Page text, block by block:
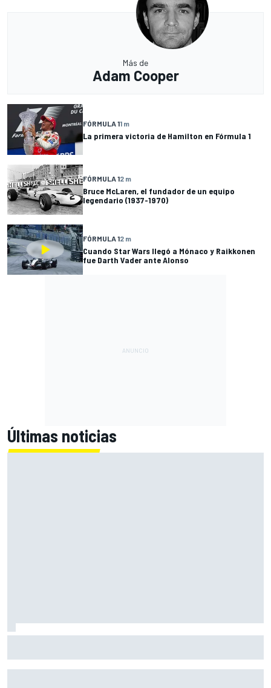
Más de
Adam Cooper
FÓRMULA 11 m
La primera victoria de Hamilton en Fórmula 1
FÓRMULA 12 m
Bruce McLaren, el fundador de un equipo
legendario (1937-1970)
FÓRMULA 12 m
Cuando Star Wars llegó a Mónaco y Raikkonen
fue Darth Vader ante Alonso
Últimas noticias